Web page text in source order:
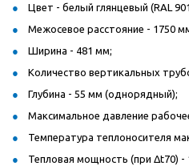
Цвет - белый глянцевый (RAL
Межосевое расстояние - 1750
Ширина - 481 мм;
Количество вертикальных
Глубина - 55 мм (однорядный);
Максимальное давление
Температура теплоносителя
Тепловая мощность (при Δt70) -